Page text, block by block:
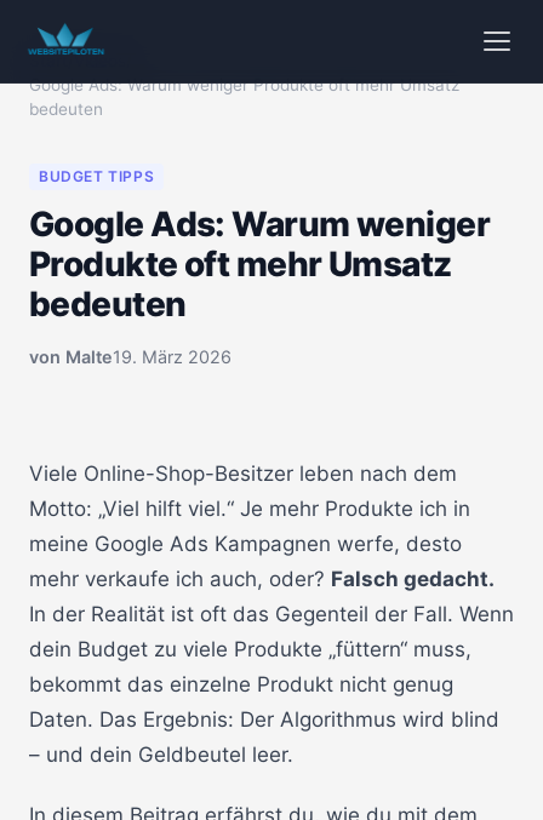
Start/Videos
Google Ads: Warum weniger Produkte oft mehr Umsatz
bedeuten
BUDGET TIPPS
Google Ads: Warum weniger
Produkte oft mehr Umsatz
bedeuten
von Malte19. März 2026
Viele Online-Shop-Besitzer leben nach dem
Motto: „Viel hilft viel.“ Je mehr Produkte ich in
meine Google Ads Kampagnen werfe, desto
mehr verkaufe ich auch, oder? Falsch gedacht.
In der Realität ist oft das Gegenteil der Fall. Wenn
dein Budget zu viele Produkte „füttern“ muss,
bekommt das einzelne Produkt nicht genug
Daten. Das Ergebnis: Der Algorithmus wird blind
– und dein Geldbeutel leer.